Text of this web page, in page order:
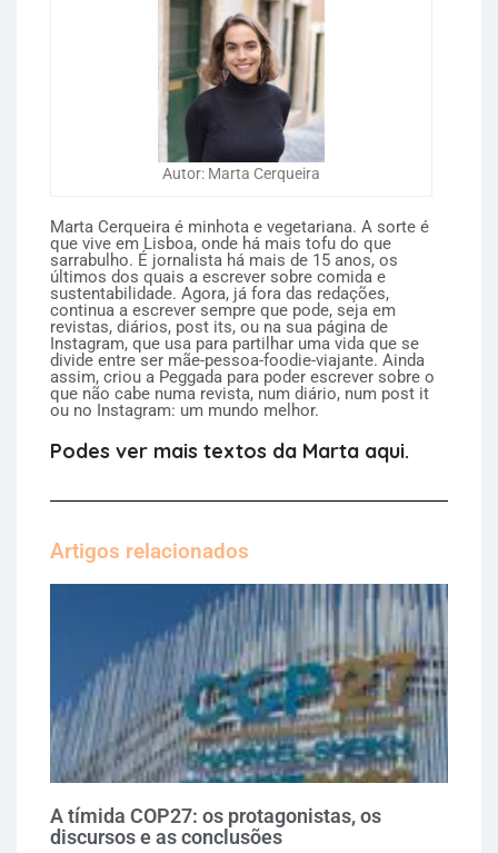
Autor: Marta Cerqueira
Marta Cerqueira é minhota e vegetariana. A sorte é
que vive em Lisboa, onde há mais tofu do que
sarrabulho. É jornalista há mais de 15 anos, os
últimos dos quais a escrever sobre comida e
sustentabilidade. Agora, já fora das redações,
continua a escrever sempre que pode, seja em
revistas, diários, post its, ou na sua página de
Instagram, que usa para partilhar uma vida que se
divide entre ser mãe-pessoa-foodie-viajante. Ainda
assim, criou a Peggada para poder escrever sobre o
que não cabe numa revista, num diário, num post it
ou no Instagram: um mundo melhor.
Podes ver mais textos da Marta aqui.
Artigos relacionados
A tímida COP27: os protagonistas, os
discursos e as conclusões